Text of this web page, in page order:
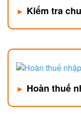
► Kiểm tra
► Hoàn thuế